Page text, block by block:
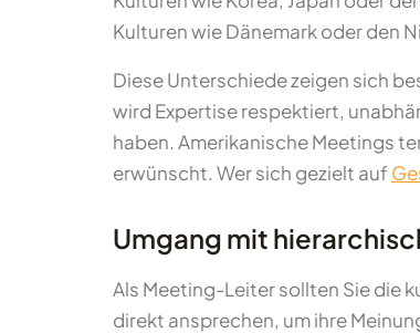
Kulturen wie Dänemark oder den
Diese Unterschiede zeigen sich
wird Expertise respektiert,
haben. Amerikanische Meetings
erwünscht. Wer sich gezielt auf
Umgang mit
Als Meeting-Leiter sollten Sie die
direkt ansprechen, um ihre